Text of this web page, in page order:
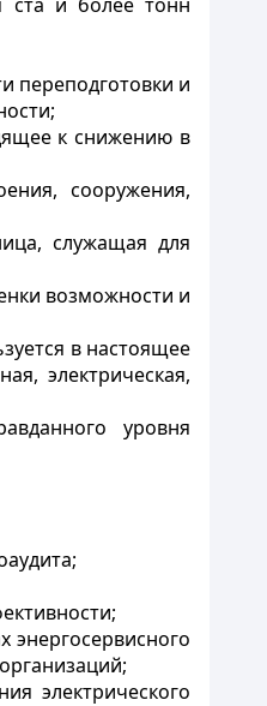
переподготовки и
к снижению в
сооружения,
служащая для
возможности и
в настоящее
электрическая,
уровня
энергосервисного
электрического